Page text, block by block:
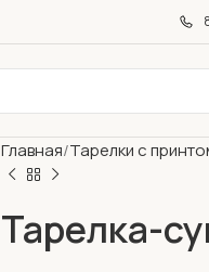
Главная Тарелки с
Тарелка-